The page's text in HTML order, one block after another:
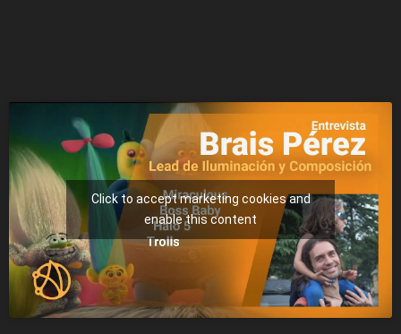
Click to accept marketing cookies and
enable this content